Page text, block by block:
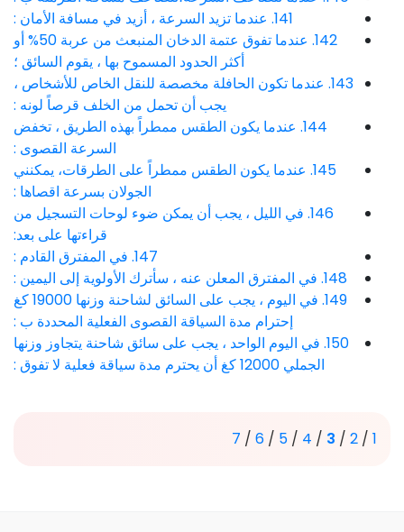
141. عندما تزيد السرعة ، أزيد في مسافة الأمان :
142. عندما تفوق عتمة الدخان المنبعث من عربة 50% أو
أكثر الحدود المسموح بها ، يقوم السائق ؛
143. عندما تكون الحافلة مخصصة للنقل الخاص للأشخاص ،
يجب أن تحمل من الخلف قرصاً لونه :
144. عندما يكون الطقس ممطراً بهذه الطريق ، تخفض
السرعة القصوى :
145. عندما يكون الطقس ممطراً على الطرقات، يمكنني
الجولان بسرعة اقصاها :
146. في الليل ، يجب أن يمكن ضوء لوحات التسجيل من
قراءتها على بعد:
147. في المفترق القادم :
148. في المفترق المعلن عنه ، سأترك الأولوية إلى اليمين :
149. في اليوم ، يجب على السائق لشاحنة وزنها 19000 كغ
إحترام مدة السياقة القصوى الفعلية المحددة ب :
150. في اليوم الواحد ، يجب على سائق شاحنة يتجاوز وزنها
الجملي 12000 كغ أن يحترم مدة سياقة فعلية لا تفوق :
1
/
2
/
3
/
4
/
5
/
6
/
7